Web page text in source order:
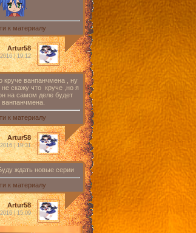
к материалу
Artur58
| 19:12
круче ванпанчмена , ну
скажу что круче ,но я
на самом деле будет
ванпанчмена.
к материалу
Artur58
| 19:31
ждать новые серии
к материалу
Artur58
| 15:09